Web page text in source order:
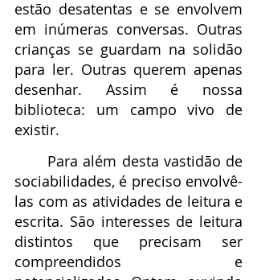
estão desatentas e se envolvem
em inúmeras conversas. Outras
crianças se guardam na solidão
para ler. Outras querem apenas
desenhar. Assim é nossa
biblioteca: um campo vivo de
existir.
sociabilidades, é preciso envolvê-
las com as atividades de leitura e
escrita. São interesses de leitura
distintos que precisam ser
compreendidos e